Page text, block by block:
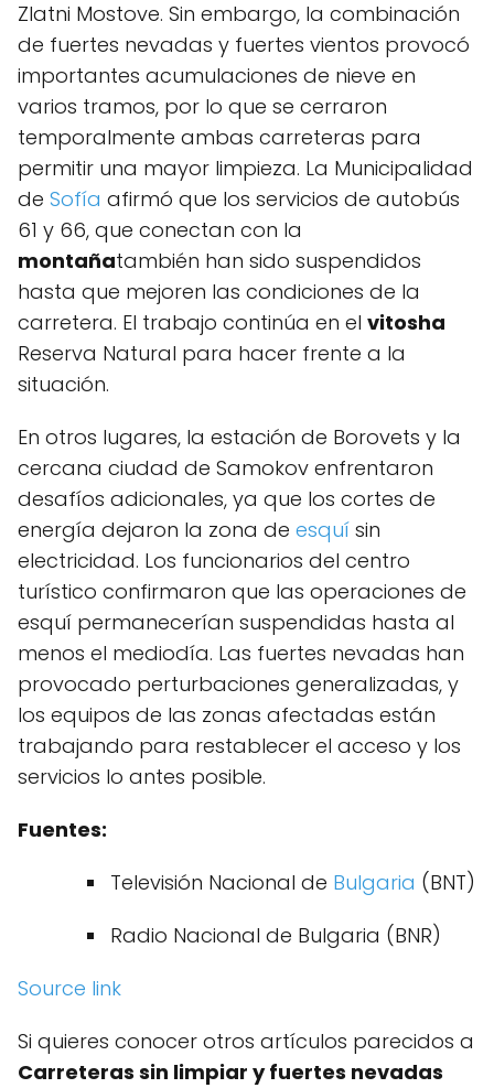
Zlatni Mostove. Sin embargo, la combinación
de fuertes nevadas y fuertes vientos provocó
importantes acumulaciones de nieve en
varios tramos, por lo que se cerraron
temporalmente ambas carreteras para
permitir una mayor limpieza. La Municipalidad
de Sofía afirmó que los servicios de autobús
61 y 66, que conectan con la
montañatambién han sido suspendidos
hasta que mejoren las condiciones de la
carretera. El trabajo continúa en el vitosha
Reserva Natural para hacer frente a la
situación.
En otros lugares, la estación de Borovets y la
cercana ciudad de Samokov enfrentaron
desafíos adicionales, ya que los cortes de
energía dejaron la zona de esquí sin
electricidad. Los funcionarios del centro
turístico confirmaron que las operaciones de
esquí permanecerían suspendidas hasta al
menos el mediodía. Las fuertes nevadas han
provocado perturbaciones generalizadas, y
los equipos de las zonas afectadas están
trabajando para restablecer el acceso y los
servicios lo antes posible.
Fuentes:
Televisión Nacional de Bulgaria (BNT)
Radio Nacional de Bulgaria (BNR)
Source link
Si quieres conocer otros artículos parecidos a
Carreteras sin limpiar y fuertes nevadas